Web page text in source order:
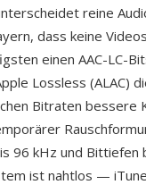
reine
dass keine
einen AAC-LC-
Lossless (ALAC)
Bitraten bessere
96 kHz und
ist nahtlos —